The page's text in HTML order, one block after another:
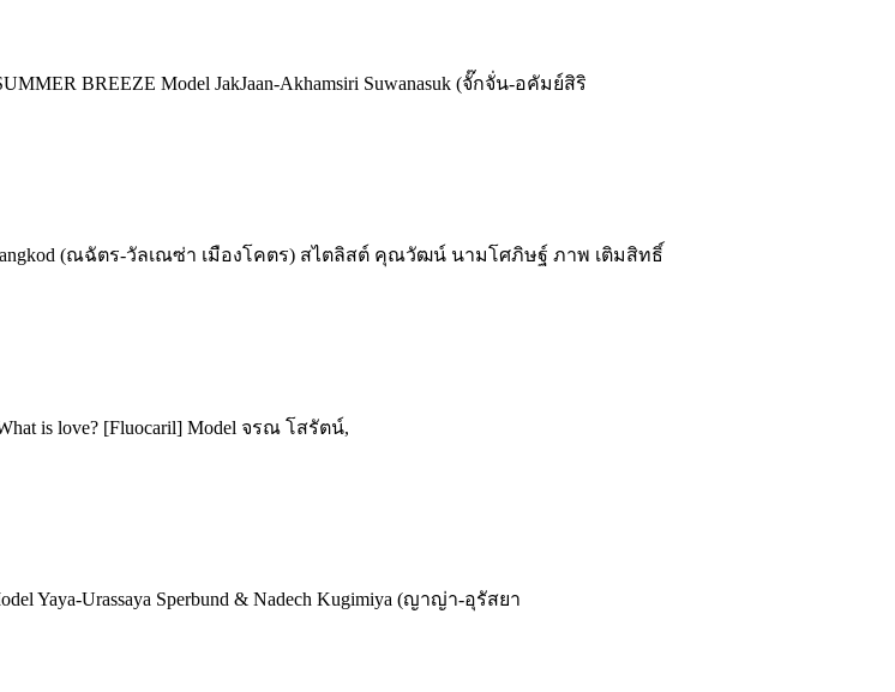
BREEZE Model JakJaan-Akhamsiri Suwanasuk (จั๊กจั่น-อคัมย์สิริ
Muangkod (ณฉัตร-วัลเณซ่า เมืองโคตร) สไตลิสต์ คุณวัฒน์ นามโศภิษฐ์ ภาพ เติมสิทธิ์
is love? [Fluocaril] Model จรณ โสรัตน์,
Yaya-Urassaya Sperbund & Nadech Kugimiya (ญาญ่า-อุรัสยา